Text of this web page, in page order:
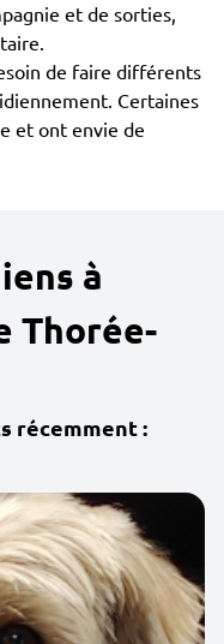
et de sorties,
de faire différents
Certaines
et ont envie de
à
Thorée-
récemment :